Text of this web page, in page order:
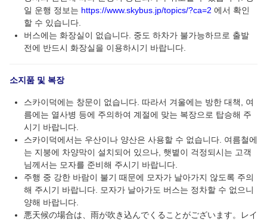
일 운행 정보는 https://www.skybus.jp/topics/?ca=2 에서 확인
할 수 있습니다.
버스에는 화장실이 없습니다. 중도 하차가 불가능하므로 출발
전에 반드시 화장실을 이용하시기 바랍니다.
소지품 및 복장
스카이덕에는 창문이 없습니다. 따라서 겨울에는 방한 대책, 여
름에는 열사병 등에 주의하여 계절에 맞는 복장으로 탑승해 주
시기 바랍니다.
스카이덕에서는 우산이나 양산은 사용할 수 없습니다. 여름철에
는 지붕에 차양막이 설치되어 있으나, 햇볕이 걱정되시는 고객
님께서는 모자를 준비해 주시기 바랍니다.
주행 중 강한 바람이 불기 때문에 모자가 날아가지 않도록 주의
해 주시기 바랍니다. 모자가 날아가도 버스는 정차할 수 없으니
양해 바랍니다.
悪天候の場合は、雨が吹き込んでくることがございます。レイ